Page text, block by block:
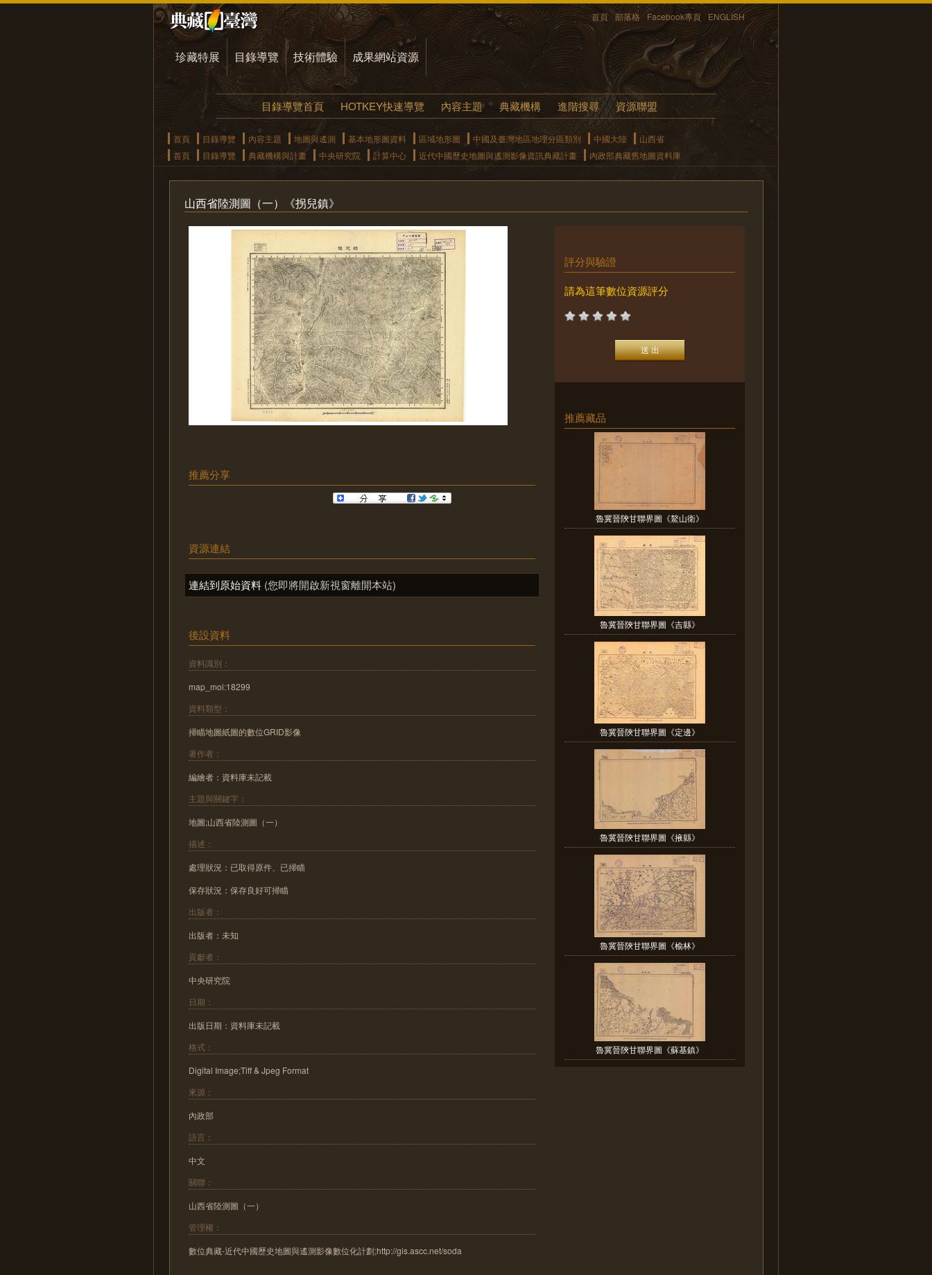
首頁 部落格 Facebook專頁 ENGLISH
珍藏特展 目錄導覽 技術體驗 成果網站資源
目錄導覽首頁 HOTKEY快速導覽 內容主題 典藏機構 進階搜尋 資源聯盟
首頁 目錄導覽 內容主題 地圖與遙測 基本地形圖資料 區域地形圖 中國及臺灣地區地理分區類別 中國大陸
山西省
首頁
目錄導覽 典藏機構與計畫 中央研究院 計算中心 近代中國歷史地圖與遙測影像資訊典藏計畫 內政部典藏舊地圖資料庫
山西省陸測圖（一）《拐兒鎮》
推薦分享
資源連結
連結到原始資料 (您即將開啟新視窗離開本站)
後設資料
資料識別：
map_moi:18299
資料類型：
掃瞄地圖紙圖的數位GRID影像
著作者：
編繪者：資料庫未記載
主題與關鍵字：
地圖;山西省陸測圖（一）
描述：
處理狀況：已取得原件、已掃瞄
保存狀況：保存良好可掃瞄
出版者：
出版者：未知
貢獻者：
中央研究院
日期：
出版日期：資料庫未記載
格式：
Digital Image;Tiff & Jpeg Format
來源：
內政部
語言：
中文
關聯：
山西省陸測圖（一）
管理權：
數位典藏-近代中國歷史地圖與遙測影像數位化計劃;http://gis.ascc.net/soda
評分與驗證
請為這筆數位資源評分
推薦藏品
魯冀晉陝甘聯界圖《鰲山衛》
魯冀晉陝甘聯界圖《吉縣》
魯冀晉陝甘聯界圖《定邊》
魯冀晉陝甘聯界圖《掖縣》
魯冀晉陝甘聯界圖《榆林》
魯冀晉陝甘聯界圖《蘇基鎮》